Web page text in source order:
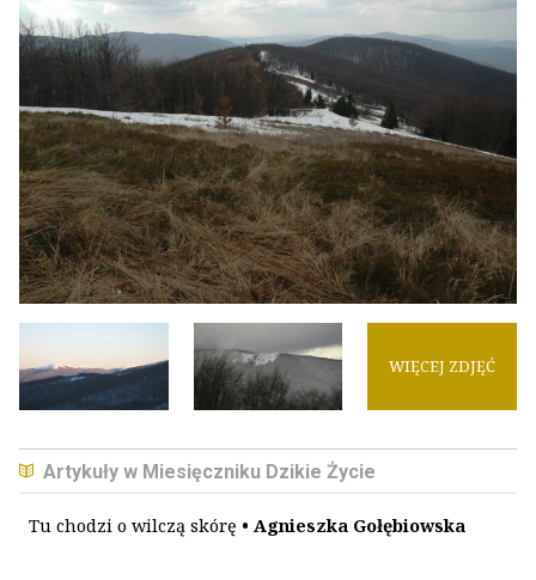
WIĘCEJ ZDJĘĆ
Artykuły w Miesięczniku Dzikie Życie
Tu chodzi o wilczą skórę • Agnieszka Gołębiowska